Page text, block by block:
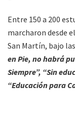
Entre 150 a 200
marcharon desde
San Martín, bajo
en Pie, no habrá
Siempre”, “Sin
“Educación para